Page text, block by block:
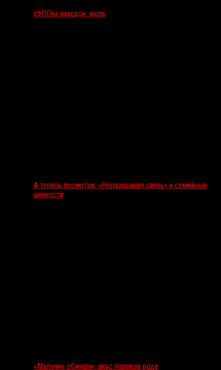
сVODка находок: июль
А теперь посмотри: «Неразрывная связь» и семейные
ценности
«Мальчик-обжора»: вкус пороков рода